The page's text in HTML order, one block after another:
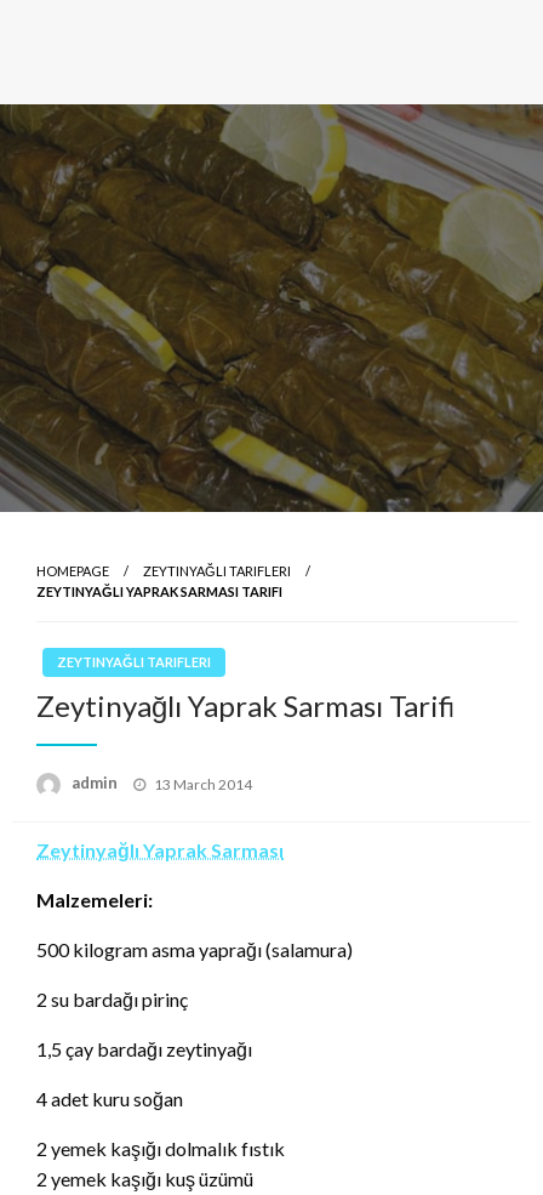
HOMEPAGE
ZEYTINYAĞLI TARIFLERI
ZEYTINYAĞLI YAPRAK SARMASI TARIFI
ZEYTINYAĞLI TARIFLERI
Zeytinyağlı Yaprak Sarması Tarifi
admin
Posted
13 March 2014
Zeytinyağlı Yaprak Sarması
Malzemeleri:
500 kilogram asma yaprağı (salamura)
2 su bardağı pirinç
1,5 çay bardağı zeytinyağı
4 adet kuru soğan
2 yemek kaşığı dolmalık fıstık
2 yemek kaşığı kuş üzümü